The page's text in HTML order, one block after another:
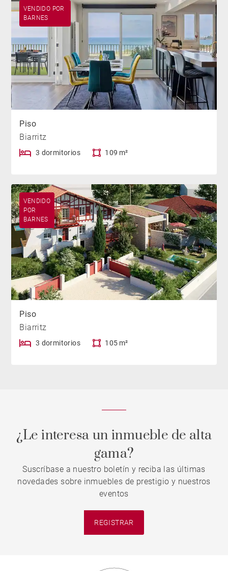
VENDIDO POR
BARNES
Piso
Biarritz
3 dormitorios 109 m²
VENDIDO
POR
BARNES
Piso
Biarritz
3 dormitorios 105 m²
¿Le interesa un inmueble de alta
gama?
Suscríbase a nuestro boletín y reciba las últimas
novedades sobre inmuebles de prestigio y nuestros
eventos
REGISTRAR